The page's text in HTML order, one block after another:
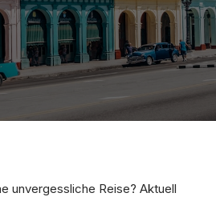
unvergessliche Reise? Aktuell